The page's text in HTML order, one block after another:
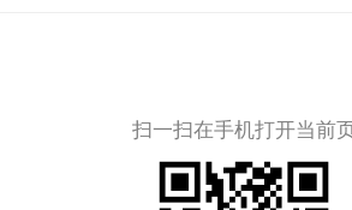
扫一扫在手机打开当前